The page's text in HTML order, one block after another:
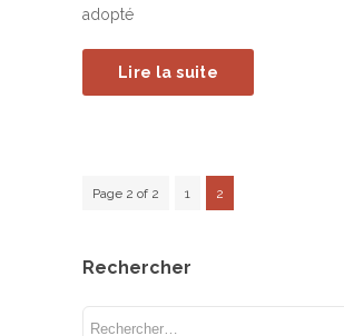
adopté
Lire la suite
Page 2 of 2 1 2
Rechercher